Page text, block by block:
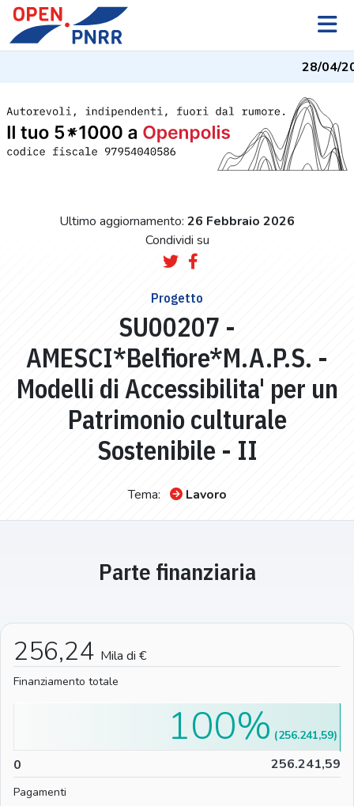
28/04/
Ultimo aggiornamento: 26 Febbraio 2026
Condividi su
Progetto
SU00207 -
AMESCI*Belfiore*M.A.P.S. -
Modelli di Accessibilita' per un
Patrimonio culturale
Sostenibile - II
Tema: Lavoro
Parte finanziaria
256,24 Mila di €
Finanziamento totale
0 256.241,59
100% (256.241,59)
Pagamenti